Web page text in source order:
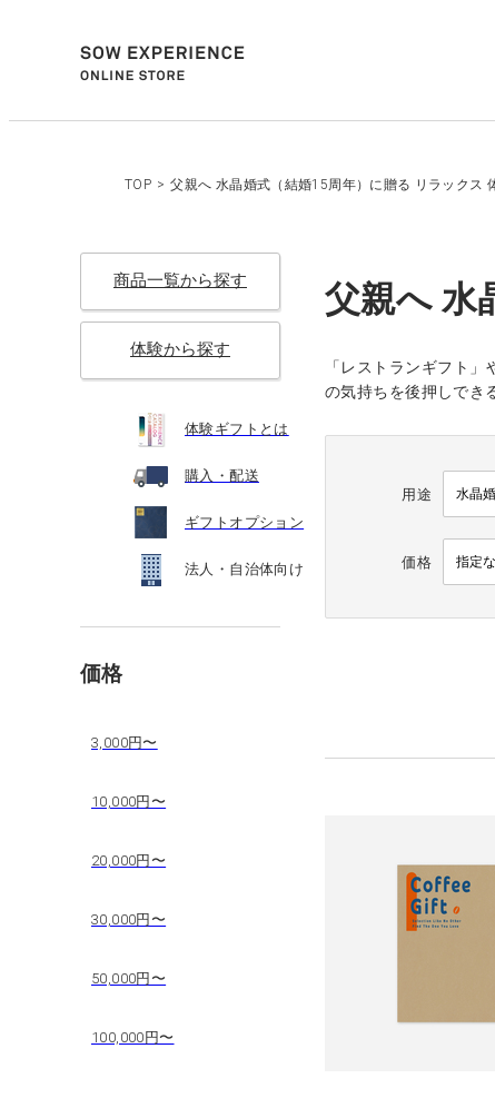
TOP > 父親へ 水晶婚式（結婚15周年）に贈る リラックス
商品一覧から探す
体験から探す
体験ギフトとは
購入・配送
ギフトオプション
法人・自治体向け
価格
3,000円〜
10,000円〜
20,000円〜
30,000円〜
50,000円〜
100,000円〜
父親へ 水
「レストランギフト
の気持ちを後押しでき
用途
価格